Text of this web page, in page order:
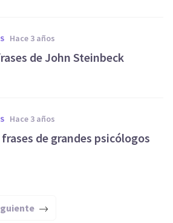
hace 3 años
de John Steinbeck
hace 3 años
de grandes psicólogos